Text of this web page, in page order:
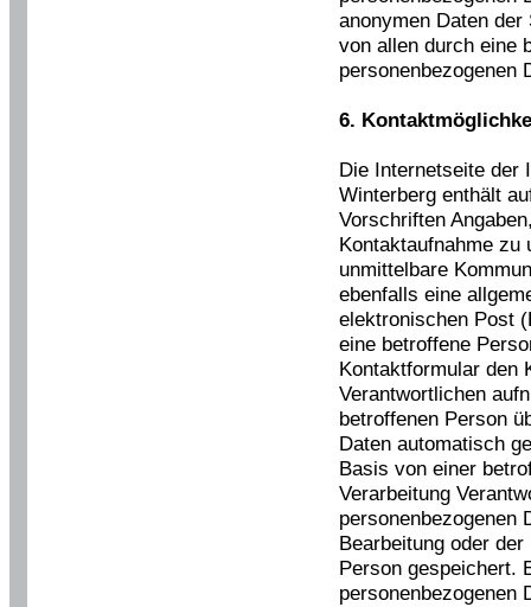
anonymen Daten
von allen durch eine
personenbezogenen
6.
Die Internetseite der
Winterberg enthält
Vorschriften
Kontaktaufnahme zu
unmittelbare
ebenfalls eine
elektronischen Post
eine betroffene
Kontaktformular den
Verantwortlichen
betroffenen Person
Daten automatisch
Basis von einer
Verarbeitung
personenbezogenen
Bearbeitung oder
Person gespeichert.
personenbezogenen